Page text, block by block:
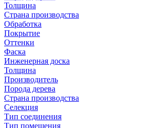
Толщина
Страна производства
Обработка
Покрытие
Оттенки
Фаска
Инженерная доска
Толщина
Производитель
Порода дерева
Страна производства
Селекция
Тип соединения
Тип помещения